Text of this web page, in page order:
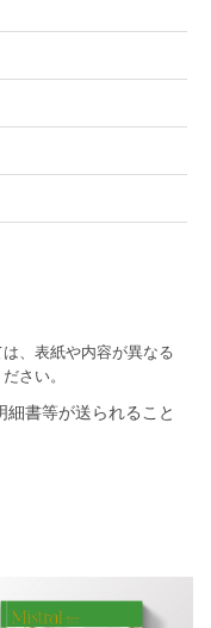
、表紙や内容が異なる
さい。
書等が送られること